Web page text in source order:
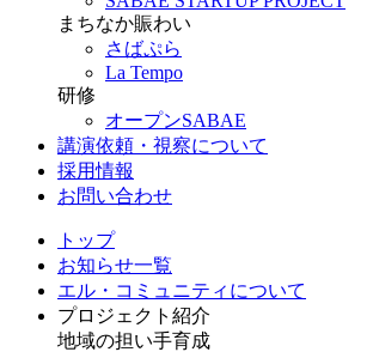
まちなか賑わい
さばぷら
La Tempo
研修
オープンSABAE
講演依頼・視察について
採用情報
お問い合わせ
トップ
お知らせ一覧
エル・コミュニティについて
プロジェクト紹介
地域の担い手育成